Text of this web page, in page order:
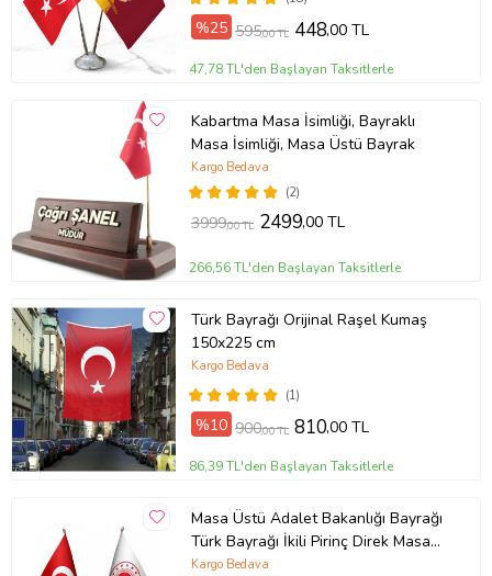
%25 595,00 TL 448,00 TL
47,78 TL'den Başlayan Taksitlerle
Kabartma Masa İsimliği, Bayraklı
Masa İsimliği, Masa Üstü Bayrak
(2)
Kargo Bedava
3999,00 TL 2499,00 TL
266,56 TL'den Başlayan Taksitlerle
Türk Bayrağı Orijinal Raşel Kumaş
150x225 cm
(1)
Kargo Bedava
%10 900,00 TL 810,00 TL
86,39 TL'den Başlayan Taksitlerle
Masa Üstü Adalet Bakanlığı Bayrağı
Türk Bayrağı İkili Pirinç Direk Masa
Bayrak Seti
Kargo Bedava